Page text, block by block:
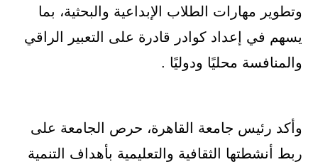
وتطوير مهارات الطلاب الإبداعية والبحثية، بما
يسهم في إعداد كوادر قادرة على التعبير الراقي
والمنافسة محليًا ودوليًا .
وأكد رئيس جامعة القاهرة، حرص الجامعة على
ربط أنشطتها الثقافية والتعليمية بأهداف التنمية